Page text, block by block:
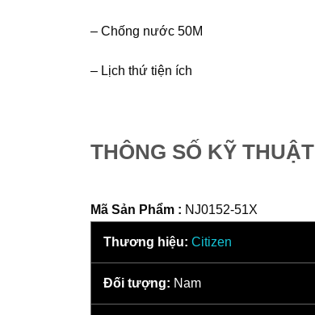
– Chống nước 50M
– Lịch thứ tiện ích
THÔNG SỐ KỸ THUẬT
Mã Sản Phẩm : NJ0152-51X
Thương hiệu: Citizen
Đối tượng: Nam